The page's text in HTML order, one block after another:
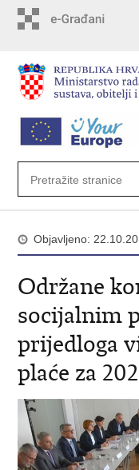
Objavljeno:
Održane
socijalnim
prijedloga
plaće za